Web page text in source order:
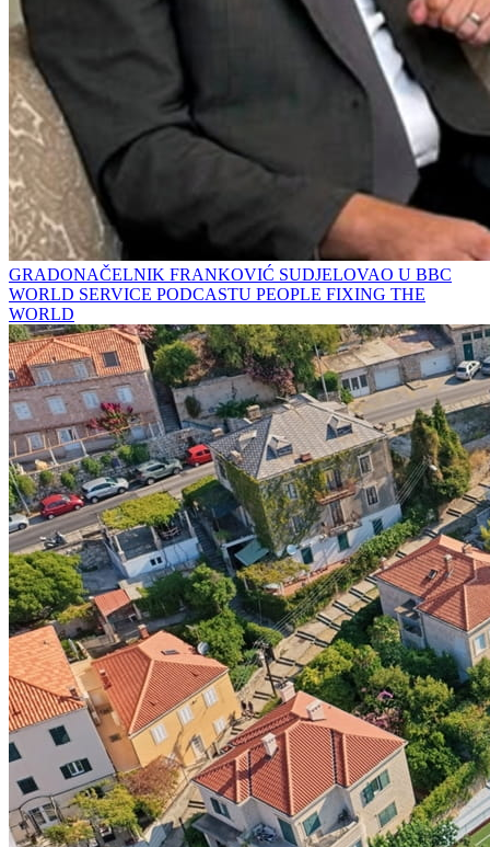
GRADONAČELNIK FRANKOVIĆ SUDJELOVAO U BBC
WORLD SERVICE PODCASTU PEOPLE FIXING THE
WORLD